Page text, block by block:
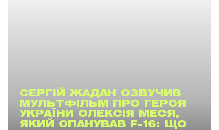
СЕРГІЙ ЖАДАН ОЗВУЧИВ
МУЛЬТФІЛЬМ ПРО ГЕРОЯ
УКРАЇНИ ОЛЕКСІЯ МЕСЯ,
ЯКИЙ ОПАНУВАВ F-16: ЩО